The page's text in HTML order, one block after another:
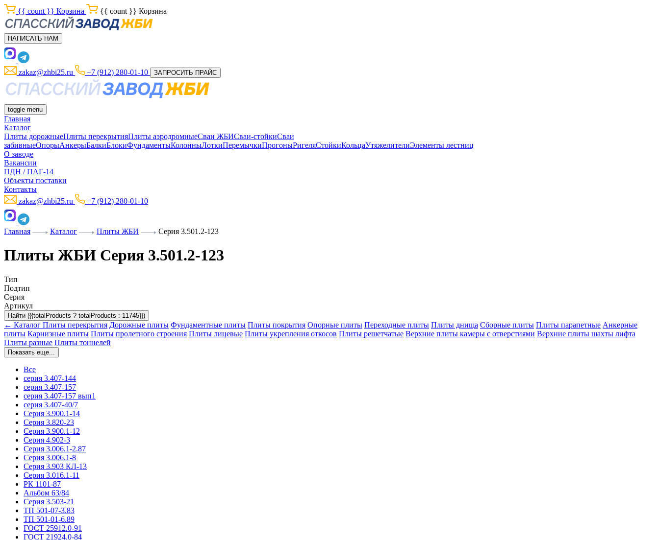
{{ count }} Корзина {{ count }} Корзина
НАПИСАТЬ НАМ
zakaz@zhbi25.ru +7 (912) 280-01-10 ЗАПРОСИТЬ ПРАЙС
toggle menu
Главная
Каталог
Плиты дорожныеПлиты перекрытияПлиты аэродромныеСваи ЖБИСваи-стойкиСваи
забивныеОпорыАнкерыБалкиБлокиФундаментыКолонныЛоткиПеремычкиПрогоныРигеляСтойкиКольцаУтяжелителиЭлементы лестниц
О заводе
Вакансии
ПДН / ПАГ-14
Объекты поставки
Контакты
zakaz@zhbi25.ru
+7 (912) 280-01-10
Главная Каталог Плиты ЖБИ Серия 3.501.2-123
Плиты ЖБИ Серия 3.501.2-123
Тип
Подтип
Серия
Артикул
Найти ({{totalProducts ? totalProducts : 11745}})
← Каталог Плиты перекрытия Дорожные плиты Фундаментные плиты Плиты покрытия Опорные плиты Переходные плиты Плиты днища Сборные плиты Плиты парапетные Анкерные
плиты Карнизные плиты Плиты пролетного строения Плиты лицевые Плиты укрепления откосов Плиты решетчатые Верхние плиты камеры с отверстиями Верхние плиты шахты лифта
Плиты разные Плиты тоннелей
Показать еще...
Все
серия 3.407-144
серия 3.407-157
серия 3.407-157 вып1
серия 3.407-40/7
Серия 3.900.1-14
Серия 3.820-23
Серия 3.900.1-12
Серия 4.902-3
Серия 3.006.1-2.87
Серия 3.006.1-8
Серия 3.903 КЛ-13
Серия 3.016.1-11
РК 1101-87
Альбом 63/84
Серия 3.503-21
ТП 501-07-3.83
ТП 501-01-6.89
ГОСТ 25912.0-91
ГОСТ 21924.0-84